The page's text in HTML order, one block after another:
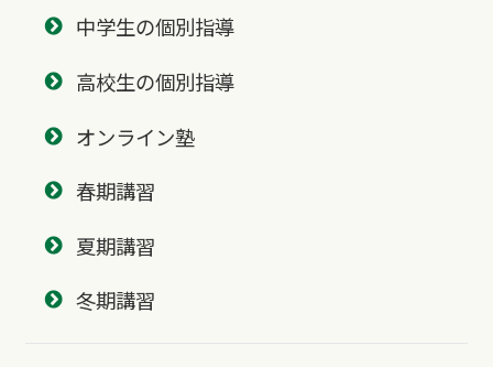
中学生の個別指導
高校生の個別指導
オンライン塾
春期講習
夏期講習
冬期講習